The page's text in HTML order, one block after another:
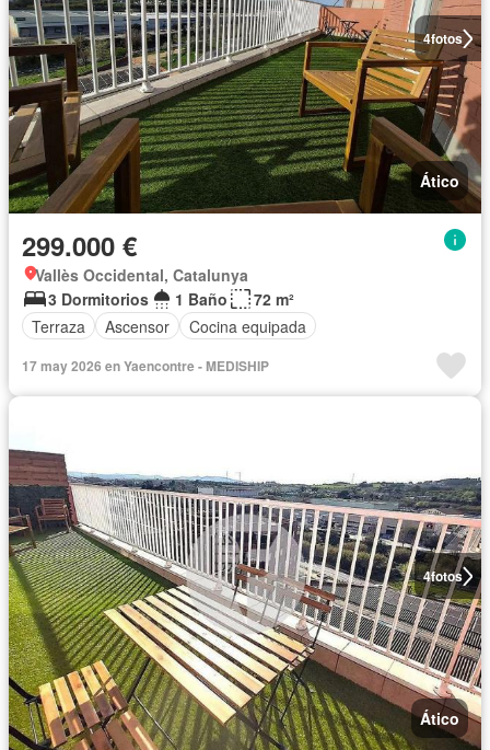
4fotos
Ático
299.000 €
Vallès Occidental, Catalunya
3 Dormitorios
1 Baño
72 m²
Terraza
Ascensor Cocina equipada
17 may 2026 en Yaencontre - MEDISHIP
4fotos
Ático